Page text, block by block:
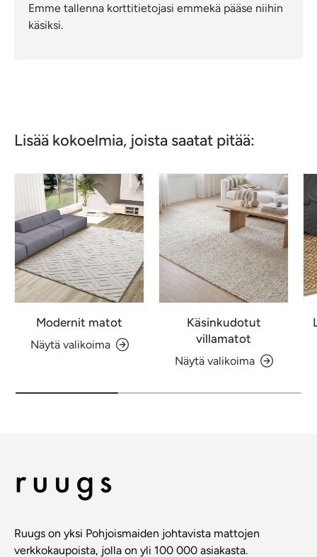
Emme tallenna korttitietojasi emmekä pääse niihin
käsiksi.
Lisää kokoelmia, joista saatat pitää:
Modernit matot
Näytä valikoima
Käsinkudotut
villamatot
Näytä valikoima
Ruugs on yksi Pohjoismaiden johtavista mattojen
verkkokaupoista, jolla on yli 100 000 asiakasta.